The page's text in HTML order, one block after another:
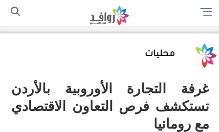
الرئيسية سياسة الخصوصية
محليات
غرفة التجارة الأوروبية بالأردن
تستكشف فرص التعاون الاقتصادي
مع رومانيا